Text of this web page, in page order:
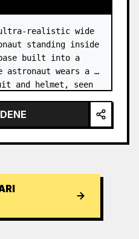
ultra-realistic wide
standing inside
base built into a
astronaut wears a
and helmet, seen